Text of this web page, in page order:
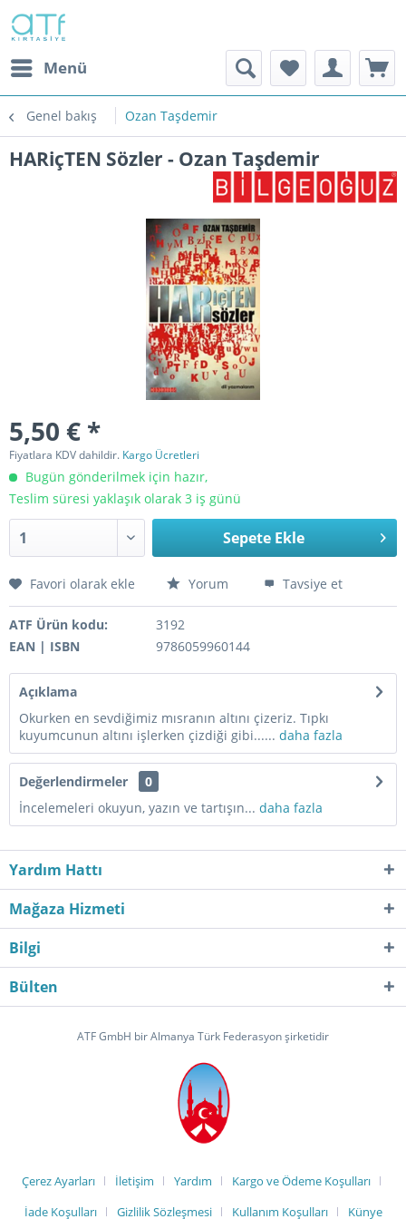
Menü
Genel bakış Ozan Taşdemir
HARiçTEN Sözler - Ozan Taşdemir
5,50 € *
Fiyatlara KDV dahildir. Kargo Ücretleri
Bugün gönderilmek için hazır,
Teslim süresi yaklaşık olarak 3 iş günü
Sepete Ekle
Favori olarak ekle Yorum Tavsiye et
ATF Ürün kodu:
3192
EAN | ISBN
9786059960144
Açıklama
Okurken en sevdiğimiz mısranın altını çizeriz. Tıpkı
kuyumcunun altını işlerken çizdiği gibi...... daha fazla
Değerlendirmeler
0
İncelemeleri okuyun, yazın ve tartışın... daha fazla
Yardım Hattı
Mağaza Hizmeti
Bilgi
Bülten
ATF GmbH bir Almanya Türk Federasyon şirketidir
Çerez Ayarları İletişim Yardım
Kargo ve Ödeme Koşulları
İade Koşulları
Gizlilik Sözleşmesi Kullanım Koşulları Künye